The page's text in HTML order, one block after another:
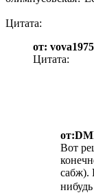
Цитата:
от: vova1975
Цитата:
Вот
сабж).